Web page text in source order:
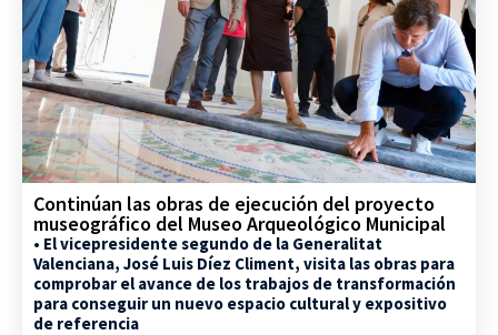
Continúan las obras de ejecución del proyecto
museográfico del Museo Arqueológico Municipal
• El vicepresidente segundo de la Generalitat
Valenciana, José Luis Díez Climent, visita las obras para
comprobar el avance de los trabajos de transformación
para conseguir un nuevo espacio cultural y expositivo
de referencia